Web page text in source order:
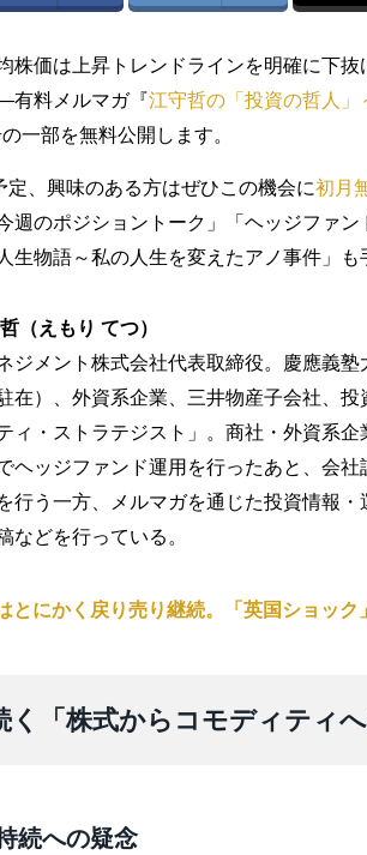
株価は上昇トレンドラインを明確に下
料メルマガ『江守哲の「投資の哲人
一部を無料公開します。
、興味のある方はぜひこの機会に初月
週のポジショントーク」「ヘッジファ
生物語～私の人生を変えたアノ事件」も
（えもり てつ）
ジメント株式会社代表取締役。慶應義
在）、外資系企業、三井物産子会社、投
ィ・ストラテジスト」。商社・外資系
ヘッジファンド運用を行ったあと、会
行う一方、メルマガを通じた投資情報・
などを行っている。
とにかく戻り売り継続。「英国ショッ
く「株式からコモディティ
続への疑念